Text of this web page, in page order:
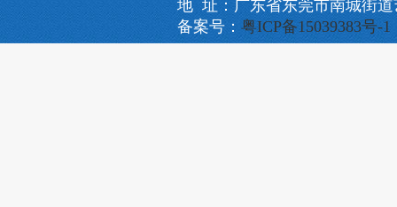
地 址：广东省东莞市南城街
备案号： 粤ICP备15039383号-1